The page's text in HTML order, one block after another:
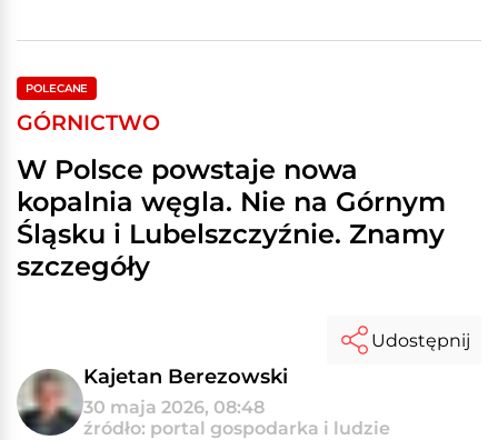
POLECANE
GÓRNICTWO
W Polsce powstaje nowa
kopalnia węgla. Nie na Górnym
Śląsku i Lubelszczyźnie. Znamy
szczegóły
Kajetan Berezowski
30 maja 2026, 08:48
źródło: portal gospodarka i ludzie
Udostępnij